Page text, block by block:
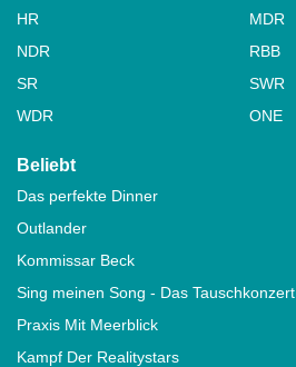
HR
MDR
NDR
RBB
SR
SWR
WDR
ONE
Beliebt
Das perfekte Dinner
Outlander
Kommissar Beck
Sing meinen Song - Das Tauschkonzert
Praxis Mit Meerblick
Kampf Der Realitystars